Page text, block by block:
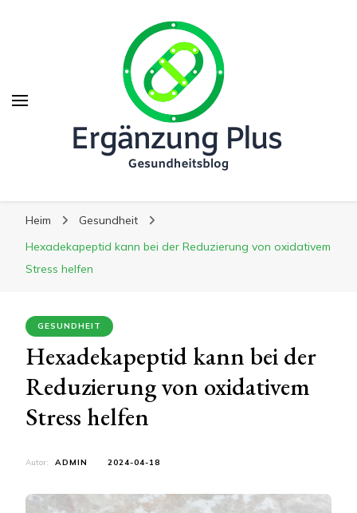
Ergänzung Plus
Heim
Gesundheit
Hexadekapeptid kann bei der Reduzierung von oxidativem
Stress helfen
GESUNDHEIT
Hexadekapeptid kann bei der
Reduzierung von oxidativem
Stress helfen
Autor: ADMIN 2024-04-18